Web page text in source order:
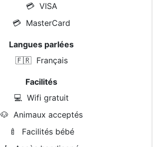
💳 VISA
💳 MasterCard
Langues parlées
🇫🇷 Français
Facilités
💻 Wifi gratuit
🐶 Animaux acceptés
🍼
Facilités bébé